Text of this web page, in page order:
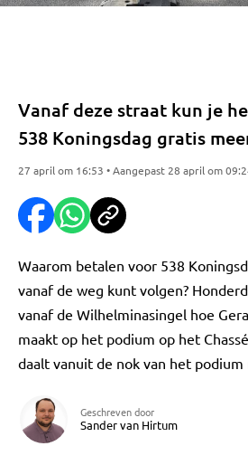
Vanaf deze straat kun je
538 Koningsdag gratis
27 april om 16:53 • Aangepast 28 april om
Waarom betalen voor 538
vanaf de weg kunt volgen?
vanaf de Wilhelminasingel hoe
maakt op het podium op het
daalt vanuit de nok van het podium
Geschreven door
Sander van Hirtum